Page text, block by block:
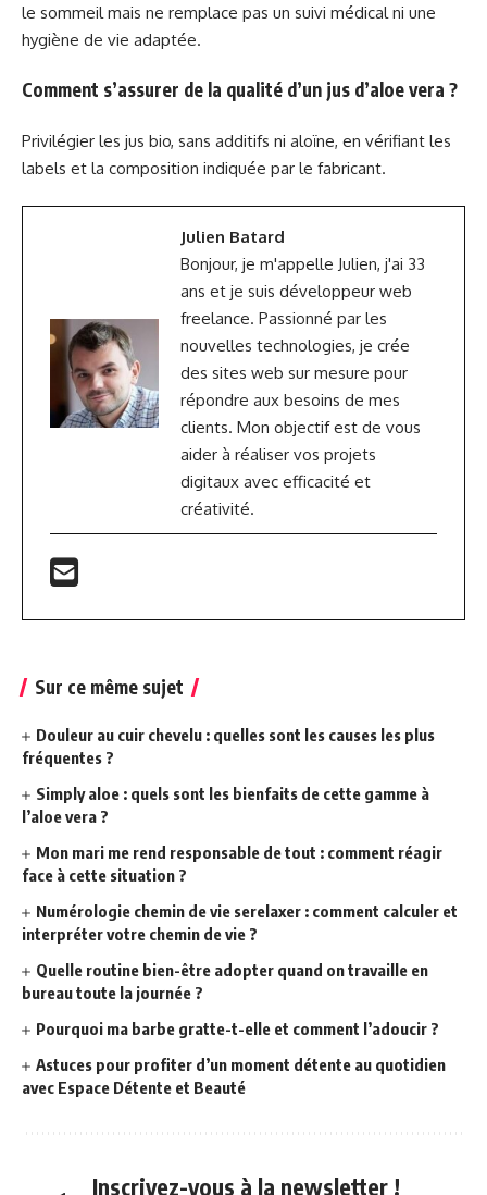
le sommeil mais ne remplace pas un suivi médical ni une
hygiène de vie adaptée.
Comment s’assurer de la qualité d’un jus d’aloe vera ?
Privilégier les jus bio, sans additifs ni aloïne, en vérifiant les
labels et la composition indiquée par le fabricant.
Julien Batard
Bonjour, je m'appelle Julien, j'ai 33
ans et je suis développeur web
freelance. Passionné par les
nouvelles technologies, je crée
des sites web sur mesure pour
répondre aux besoins de mes
clients. Mon objectif est de vous
aider à réaliser vos projets
digitaux avec efficacité et
créativité.
Sur ce même sujet
Douleur au cuir chevelu : quelles sont les causes les plus
fréquentes ?
Simply aloe : quels sont les bienfaits de cette gamme à
l’aloe vera ?
Mon mari me rend responsable de tout : comment réagir
face à cette situation ?
Numérologie chemin de vie serelaxer : comment calculer et
interpréter votre chemin de vie ?
Quelle routine bien-être adopter quand on travaille en
bureau toute la journée ?
Pourquoi ma barbe gratte-t-elle et comment l’adoucir ?
Astuces pour profiter d’un moment détente au quotidien
avec Espace Détente et Beauté
Inscrivez-vous à la newsletter !